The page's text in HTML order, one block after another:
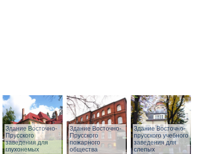
Здание Восточно-
Прусского
заведения для
глухонемых
Здание Восточно-
Прусского
пожарного
общества
Здание Восточно-
прусского учебного
заведения для
слепых